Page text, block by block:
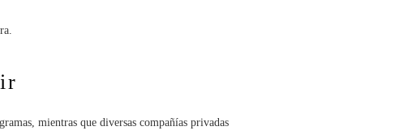
mientras que diversas compañías privadas